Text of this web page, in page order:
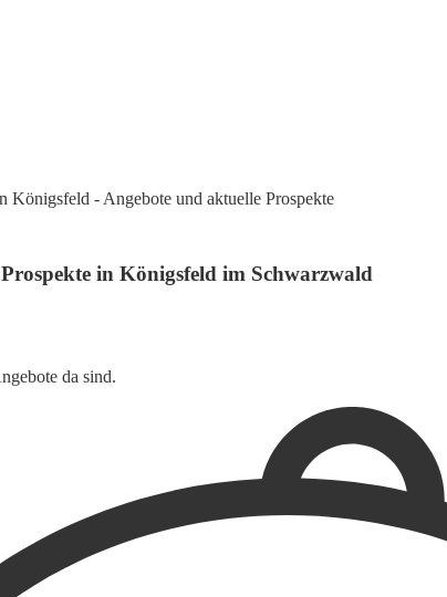
Königsfeld - Angebote und aktuelle Prospekte
in Königsfeld im Schwarzwald
da sind.